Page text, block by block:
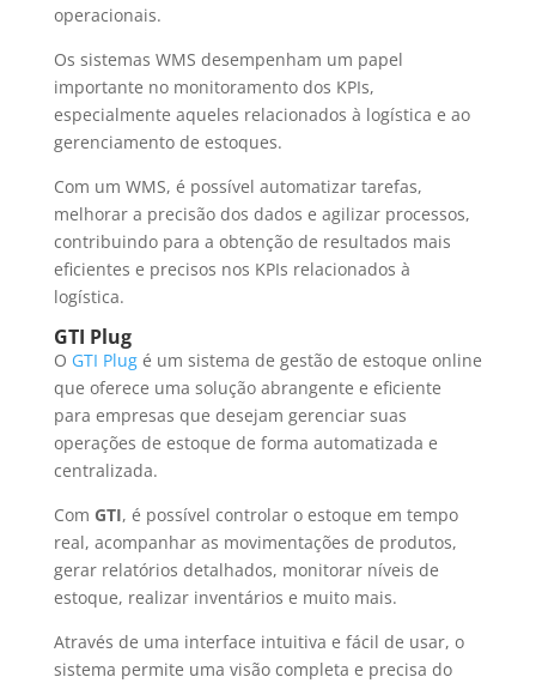
operacionais.
Os sistemas WMS desempenham um papel
importante no monitoramento dos KPIs,
especialmente aqueles relacionados à logística e ao
gerenciamento de estoques.
Com um WMS, é possível automatizar tarefas,
melhorar a precisão dos dados e agilizar processos,
contribuindo para a obtenção de resultados mais
eficientes e precisos nos KPIs relacionados à
logística.
GTI Plug
O GTI Plugé um sistema de gestão de estoque online
que oferece uma solução abrangente e eficiente
para empresas que desejam gerenciar suas
operações de estoque de forma automatizada e
centralizada.
Com GTI, é possível controlar o estoque em tempo
real, acompanhar as movimentações de produtos,
gerar relatórios detalhados, monitorar níveis de
estoque, realizar inventários e muito mais.
Através de uma interface intuitiva e fácil de usar, o
sistema permite uma visão completa e precisa do